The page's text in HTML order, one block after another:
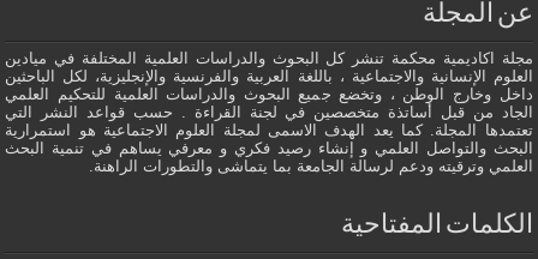
عن المجلة
مجلة اكاديمية محكمة تنشر كل البحوث والدراسات العلمية المختلفة في ميادين
العلوم الإنسانية والاجتماعية ، باللغة العربية والفرنسية والإنجليزية، لكل الباحثين
داخل وخارج الوطن ، وتخضع جميع البحوث والدراسات العلمية للتحكيم العلمي
الجاد من قبل أساتذة متخصصين في لجنة القراءة . حسب قواعد النشر التي
تعتمدها المجلة. كما يعد الهدف الاسمى لمجلة العلوم الاجتماعية هو استمرارية
البحث والتواصل العلمي و إنشاء رصيد فكري و معرفي يساهم في تنمية البحث
العلمي وترقيته ودعم لرسالة الجامعة بما يتماشى والتطورات الراهنة.
الكلمات المفتاحية